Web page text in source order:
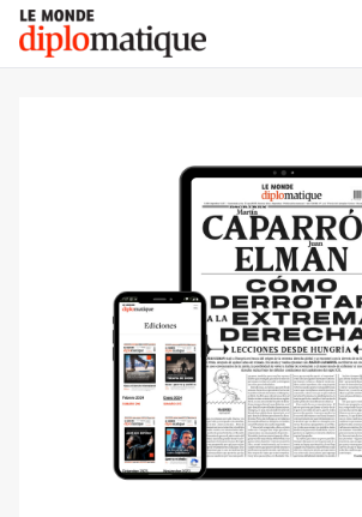
Skip
content
Le monde diplomatique